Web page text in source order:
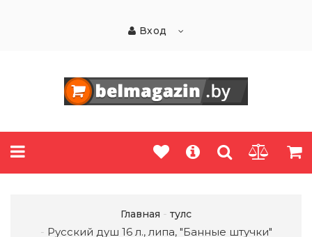
Вход
Главная тулс
Русский душ 16 л., липа, "Банные штучки"